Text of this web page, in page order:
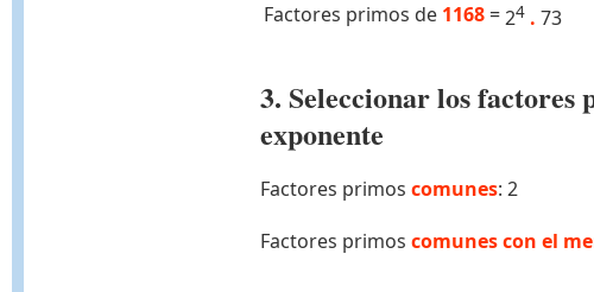
Factores primos de 1168 =24 . 73
3. Seleccionar los factores
exponente
Factores primos comunes: 2
Factores primos comunes con el